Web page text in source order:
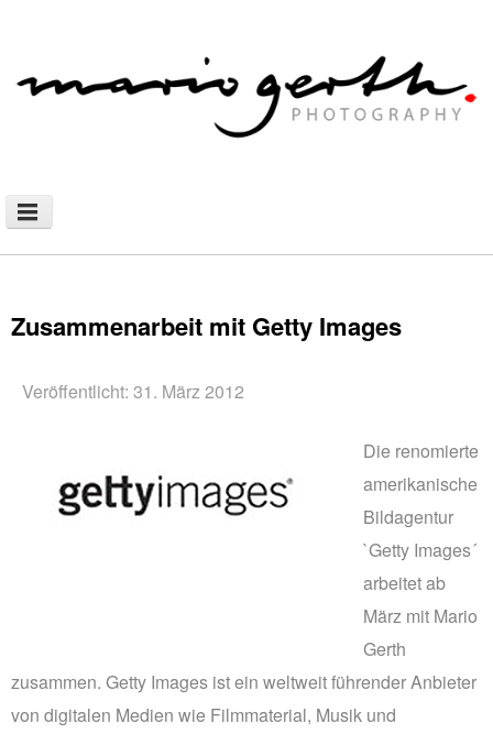
AFRICAN NOMADS
DOCUMENTARY
PRINTS
Zusammenarbeit mit Getty Images
Veröffentlicht: 31. März 2012
Die renomierte
amerikanische
Bildagentur
`Getty Images´
arbeitet ab
März mit Mario
Gerth
zusammen. Getty Images ist ein weltweit führender Anbieter
von digitalen Medien wie Filmmaterial, Musik und